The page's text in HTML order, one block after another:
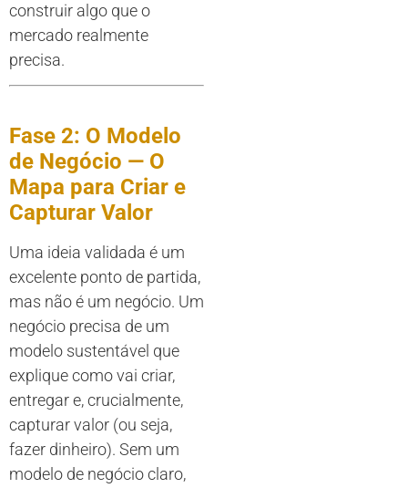
construir algo que o
mercado realmente
precisa.
Fase 2: O Modelo
de Negócio — O
Mapa para Criar e
Capturar Valor
Uma ideia validada é um
excelente ponto de partida,
mas não é um negócio. Um
negócio precisa de um
modelo sustentável que
explique como vai criar,
entregar e, crucialmente,
capturar valor (ou seja,
fazer dinheiro). Sem um
modelo de negócio claro,